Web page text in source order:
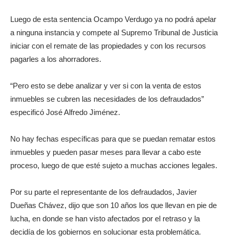
Luego de esta sentencia Ocampo Verdugo ya no podrá apelar
a ninguna instancia y compete al Supremo Tribunal de Justicia
iniciar con el remate de las propiedades y con los recursos
pagarles a los ahorradores.
“Pero esto se debe analizar y ver si con la venta de estos
inmuebles se cubren las necesidades de los defraudados”
especificó José Alfredo Jiménez.
No hay fechas específicas para que se puedan rematar estos
inmuebles y pueden pasar meses para llevar a cabo este
proceso, luego de que esté sujeto a muchas acciones legales.
Por su parte el representante de los defraudados, Javier
Dueñas Chávez, dijo que son 10 años los que llevan en pie de
lucha, en donde se han visto afectados por el retraso y la
decidía de los gobiernos en solucionar esta problemática.